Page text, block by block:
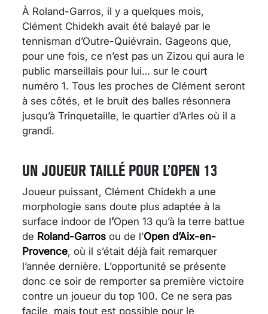
À Roland-Garros, il y a quelques mois,
Clément Chidekh avait été balayé par le
tennisman d’Outre-Quiévrain. Gageons que,
pour une fois, ce n’est pas un Zizou qui aura le
public marseillais pour lui… sur le court
numéro 1. Tous les proches de Clément seront
à ses côtés, et le bruit des balles résonnera
jusqu’à Trinquetaille, le quartier d’Arles où il a
grandi.
UN JOUEUR TAILLÉ POUR L’OPEN 13
Joueur puissant, Clément Chidekh a une
morphologie sans doute plus adaptée à la
surface indoor de l’Open 13 qu’à la terre battue
de Roland-Garros ou de l’Open d’Aix-en-
Provence, où il s’était déjà fait remarquer
l’année dernière. L’opportunité se présente
donc ce soir de remporter sa première victoire
contre un joueur du top 100. Ce ne sera pas
facile, mais tout est possible pour le